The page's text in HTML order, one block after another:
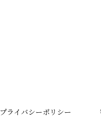
プライバシーポリシー